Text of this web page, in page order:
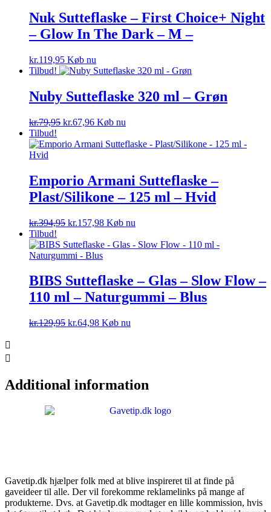
Nuk Sutteflaske – First Choice+ Night
– Glow In The Dark – M –
kr.119,95 Køb nu
Tilbud!
Nuby Sutteflaske 320 ml – Grøn
kr.79,95 Den
pris
kr.67,96Den
pris
Køb nu
Tilbud!
Emporio Armani Sutteflaske –
Plast/Silikone – 125 ml – Hvid
kr.394,95 Den
pris
var:
kr.157,98Den
pris
Køb nu
Tilbud!
BIBS Sutteflaske – Glas – Slow Flow –
110 ml – Naturgummi – Blus
kr.129,95 Den
kr.64,98Den
Køb nu
Additional information
Gavetip.dk hjælper folk med at blive inspireret til at finde på
gaveideer til alle. Der vil forekomme reklamelinks på mange af
produkterne. Dvs. at Gavetip.dk modtager en lille kommission, hvis